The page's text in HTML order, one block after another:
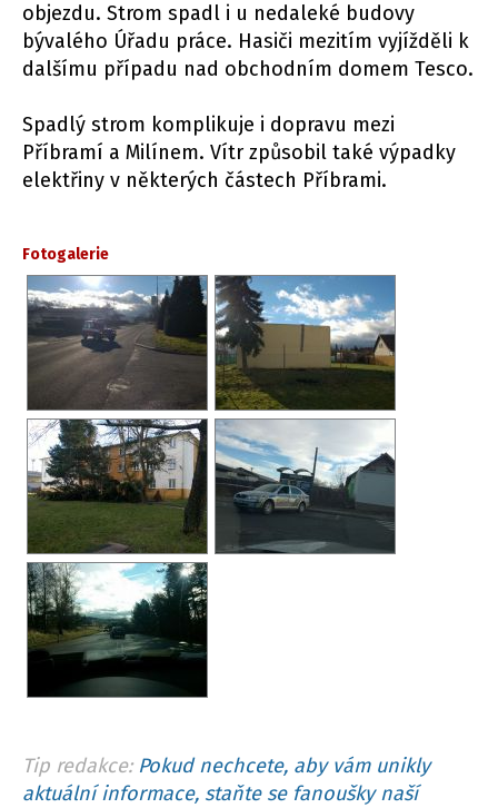
objezdu. Strom spadl i u nedaleké budovy
bývalého Úřadu práce. Hasiči mezitím vyjížděli k
dalšímu případu nad obchodním domem Tesco.
Spadlý strom komplikuje i dopravu mezi
Příbramí a Milínem. Vítr způsobil také výpadky
elektřiny v některých částech Příbrami.
Fotogalerie
Tip redakce: Pokud nechcete, aby vám unikly
aktuální informace, staňte se fanoušky naší